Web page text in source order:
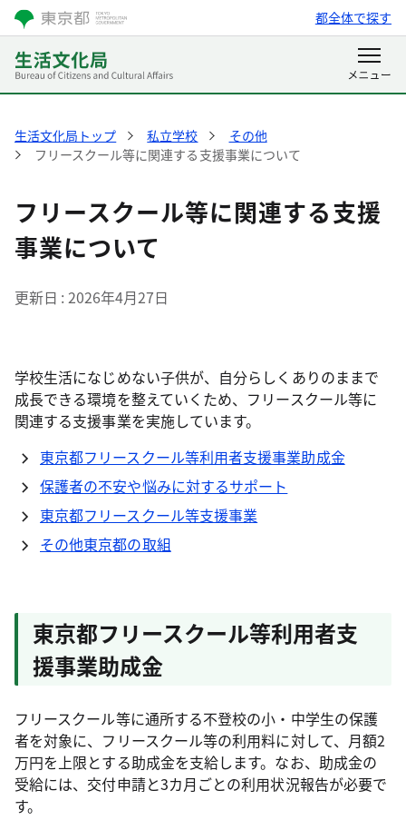
都全体で探す
生活文化局トップ 私立学校
その他
フリースクール等に関連する支援事業について
フリースクール等に関連する支援
事業について
更新日 2026年4月27日
学校生活になじめない子供が、自分らしくありのままで
成長できる環境を整えていくため、フリースクール等に
関連する支援事業を実施しています。
東京都フリースクール等利用者支援事業助成金
保護者の不安や悩みに対するサポート
東京都フリースクール等支援事業
その他東京都の取組
東京都フリースクール等利用者支
援事業助成金
フリースクール等に通所する不登校の小・中学生の保護
者を対象に、フリースクール等の利用料に対して、月額2
万円を上限とする助成金を支給します。なお、助成金の
受給には、交付申請と3カ月ごとの利用状況報告が必要で
す。